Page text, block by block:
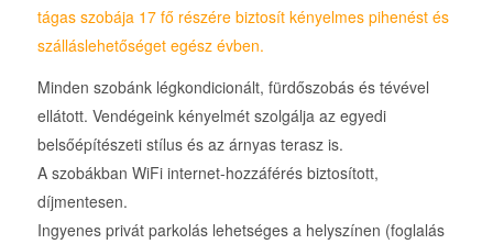
tágas szobája 17 fő részére biztosít kényelmes pihenést és
szálláslehetőséget egész évben.
Minden szobánk légkondicionált, fürdőszobás és tévével
ellátott. Vendégeink kényelmét szolgálja az egyedi
belsőépítészeti stílus és az árnyas terasz is.
A szobákban WiFi internet-hozzáférés biztosított,
díjmentesen.
Ingyenes privát parkolás lehetséges a helyszínen (foglalás